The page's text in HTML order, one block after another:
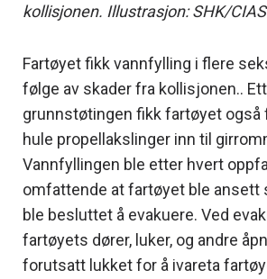
kollisjonen. Illustrasjon: SHK/CIAS
Fartøyet fikk vannfylling i flere
følge av skader fra kollisjonen..
grunnstøtingen fikk fartøyet også
hule propellakslinger inn til
Vannfyllingen ble etter hvert
omfattende at fartøyet ble ansett
ble besluttet å evakuere. Ved
fartøyets dører, luker, og andre
forutsatt lukket for å ivareta